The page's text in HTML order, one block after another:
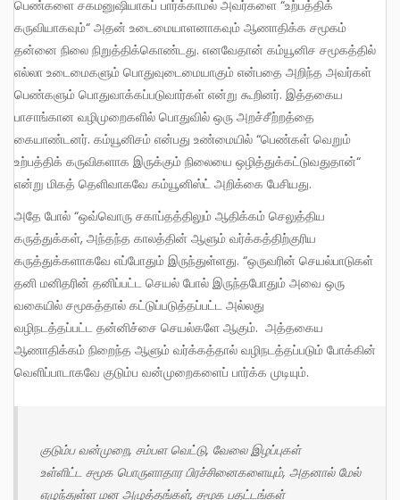
பெண்களை சகமனுஷியாகப் பார்க்காமல் அவர்களை “உற்பத்திக்
கருவியாகவும்“ அதன் உடைமையாளனாகவும் ஆணாதிக்க சமூகம்
தன்னை நிலை நிறுத்திக்கொண்டது. எனவேதான் கம்யூனிச சமூகத்தில்
எல்லா உடைமைகளும் பொதுவுடைமையாகும் என்பதை அறிந்த அவர்கள்
பெண்களும் பொதுவாக்கப்படுவார்கள் என்று கூறினர். இத்தகைய
பாசாங்கான வழிமுறைகளில் பொதுவில் ஒரு அறச்சீற்றத்தை
கையாண்டனர். கம்யூனிசம் என்பது உண்மையில் “பெண்கள் வெறும்
உற்பத்திக் கருவிகளாக இருக்கும் நிலையை ஒழித்துக்கட்டுவதுதான்“
என்று மிகத் தெளிவாகவே கம்யூனிஸ்ட் அறிக்கை பேசியது.
அதே போல் “ஒவ்வொரு சகாப்தத்திலும் ஆதிக்கம் செலுத்திய
கருத்துக்கள், அந்தந்த காலத்தின் ஆளும் வர்க்கத்திற்குரிய
கருத்துக்களாகவே எப்போதும் இருந்துள்ளது. “ஒருவரின் செயல்பாடுகள்
தனி மனிதரின் தனிப்பட்ட செயல் போல் இருந்தபோதும் அவை ஒரு
வகையில் சமூகத்தால் கட்டுப்படுத்தப்பட்ட அல்லது
வழிநடத்தப்பட்ட தன்னிச்சை செயல்களே ஆகும். அத்தகைய
ஆணாதிக்கம் நிறைந்த ஆளும் வர்க்கத்தால் வழிநடத்தப்படும் போக்கின்
வெளிப்பாடாகவே குடும்ப வன்முறைகளைப் பார்க்க முடியும்.
குடும்ப வன்முறை, சம்பள வெட்டு, வேலை இழப்புகள்
உள்ளிட்ட சமூக பொருளாதார பிரச்சினைகளையும், அதனால் மேல்
எழுந்துள்ள மன அழுத்தங்கள், சமூக பதட்டங்கள்